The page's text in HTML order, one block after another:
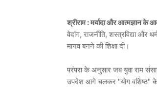
श्रीराम : मर्यादा और आत्मज्ञान के
वेदांग, राजनीति, शस्त्रविद्या
मानव बनने की शिक्षा दी।
परंपरा के अनुसार जब युवा राम
उपदेश आगे चलकर "योग वशिष्ठ" के